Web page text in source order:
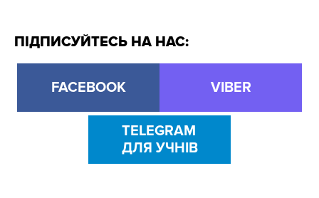
ПІДПИСУЙТЕСЬ НА НАС:
FACEBOOK VIBER
TELEGRAM
ДЛЯ УЧНІВ